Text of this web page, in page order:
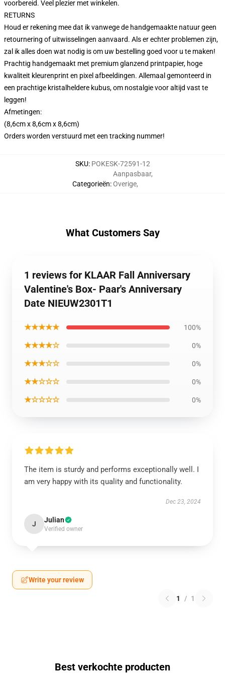
voorbereid. Veel plezier met winkelen.
RETURNS
Houd er rekening mee dat ik vanwege de handgemaakte natuur geen
retournering of uitwisselingen aanvaard. Als er echter problemen zijn,
zal ik alles doen wat nodig is om uw bestelling goed voor u te maken!
Prachtig handgemaakt met premium glanzend printpapier, hoge
kwaliteit kleurenprint en pixel afbeeldingen. Allemaal gemonteerd in
een prachtige kristalheldere kubus, om nostalgie voor altijd vast te
leggen!
Afmetingen:
(8,6cm x 8,6cm x 8,6cm)
Orders worden verstuurd met een tracking nummer!
SKU: POKESK-72591-12
Categorieën:
Aanpasbaar,
Overige,
What Customers Say
1 reviews for KLAAR Fall Anniversary
Valentine's Box- Paar's Anniversary
Date NIEUW2301T1
★★★★★ 100%
★★★★☆ 0%
★★★☆☆ 0%
★★☆☆☆ 0%
★☆☆☆☆ 0%
The item is sturdy and performs exceptionally well. I
am very happy with its quality and functionality.
Dec 23, 2024
J Julian
Verified owner
Write your review
1 / 1
Best verkochte producten